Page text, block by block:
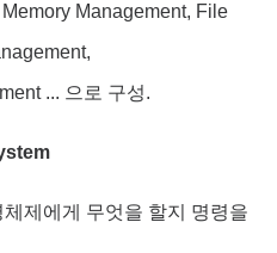
Management, File
... 으로 구성.
제에게 무엇을 할지 명령을